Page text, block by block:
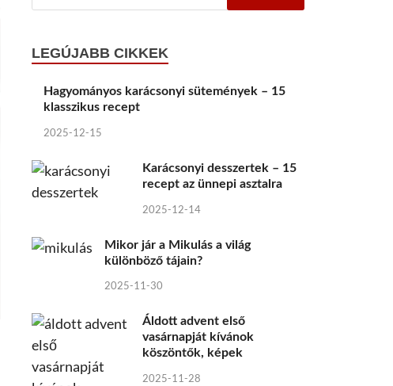
LEGÚJABB CIKKEK
Hagyományos karácsonyi sütemények – 15
klasszikus recept
2025-12-15
Karácsonyi desszertek – 15
recept az ünnepi asztalra
2025-12-14
Mikor jár a Mikulás a világ
különböző tájain?
2025-11-30
Áldott advent első
vasárnapját kívánok
köszöntők, képek
2025-11-28